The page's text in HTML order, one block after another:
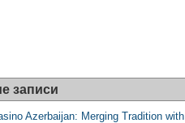
записи
Azerbaijan: Merging Tradition with